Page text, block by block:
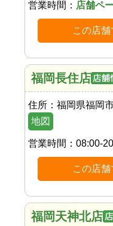
営業時間： 店舗ペ
この店
福岡長住店
住所： 福岡県福岡
地図
営業時間： 08:00-
この店
福岡天神北店